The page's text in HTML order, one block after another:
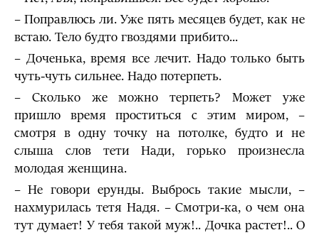
– Поправлюсь ли. Уже пять месяцев будет, как не
встаю. Тело будто гвоздями прибито...
– Доченька, время все лечит. Надо только быть
чуть-чуть сильнее. Надо потерпеть.
– Сколько же можно терпеть? Может уже
пришло время проститься с этим миром, –
смотря в одну точку на потолке, будто и не
слыша слов тети Нади, горько произнесла
молодая женщина.
– Не говори ерунды. Выбрось такие мысли, –
нахмурилась тетя Надя. – Смотри-ка, о чем она
тут думает! У тебя такой муж!.. Дочка растет!.. О